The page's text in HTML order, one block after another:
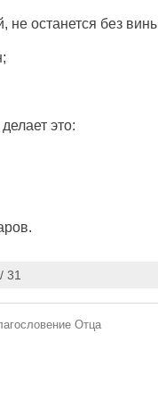
не останется без
это:
31
Отца